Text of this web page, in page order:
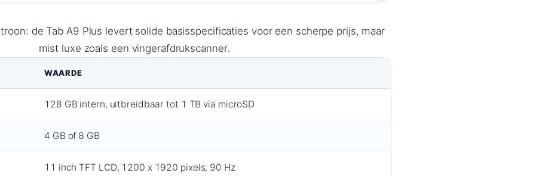
de Tab A9 Plus levert solide basisspecificaties voor een scherpe prijs, maar
mist luxe zoals een vingerafdrukscanner.
WAARDE
128 GB intern, uitbreidbaar tot 1 TB via microSD
4 GB of 8 GB
11 inch TFT LCD, 1200 x 1920 pixels, 90 Hz